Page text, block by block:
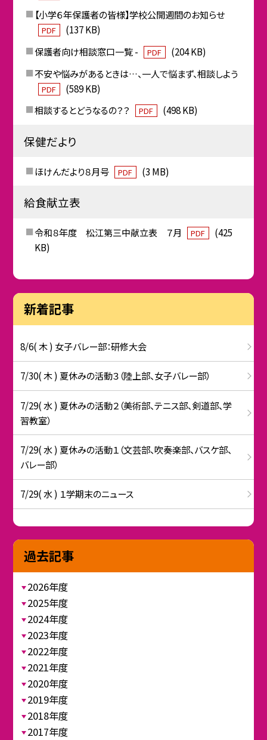
【小学６年保護者の皆様】学校公開週間のお知らせ
PDF
(137 KB)
保護者向け相談窓口一覧 -
PDF
(204 KB)
不安や悩みがあるときは…、一人で悩まず、相談しよう
PDF
(589 KB)
相談するとどうなるの？？
PDF (498 KB)
保健だより
ほけんだより８月号 PDF (3 MB)
給食献立表
令和８年度 松江第三中献立表 ７月 PDF
(425
KB)
新着記事
8/6( 木 ) 女子バレー部：研修大会
7/30( 木 ) 夏休みの活動３（陸上部、女子バレー部）
7/29( 水 ) 夏休みの活動２（美術部、テニス部、剣道部、学
習教室）
7/29( 水 ) 夏休みの活動１（文芸部、吹奏楽部、バスケ部、
バレー部）
7/29( 水 ) １学期末のニュース
過去記事
2026年度
2025年度
2024年度
2023年度
2022年度
2021年度
2020年度
2019年度
2018年度
2017年度